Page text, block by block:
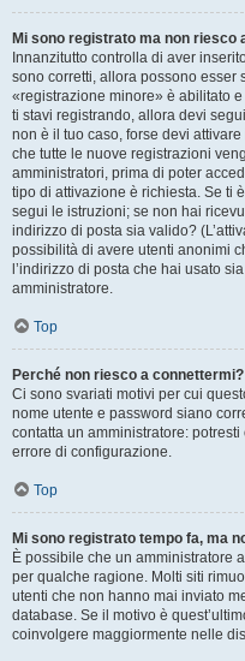
Mi sono registrato ma non riesco
Innanzitutto controlla di aver
sono corretti, allora possono esser
«registrazione minore» è abilitato
ti stavi registrando, allora devi
non è il tuo caso, forse devi
che tutte le nuove registrazioni
amministratori, prima di poter
tipo di attivazione è richiesta. Se ti
segui le istruzioni; se non hai
indirizzo di posta sia valido?
possibilità di avere utenti anonimi
l’indirizzo di posta che hai usato
amministratore.
Top
Perché non riesco a connettermi?
Ci sono svariati motivi per cui
nome utente e password siano
contatta un amministratore:
errore di configurazione.
Top
Mi sono registrato tempo fa, ma
È possibile che un amministratore
per qualche ragione. Molti siti
utenti che non hanno mai inviato
database. Se il motivo è
coinvolgere maggiormente nelle